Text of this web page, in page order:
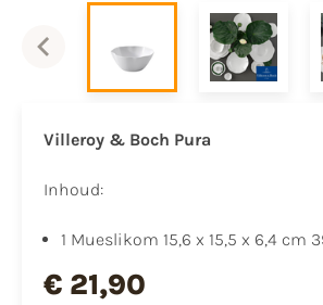
Villeroy & Boch Pura
Inhoud:
​1 Mueslikom 15,6 x 15,5 x 6,4 cm
€ 21,90